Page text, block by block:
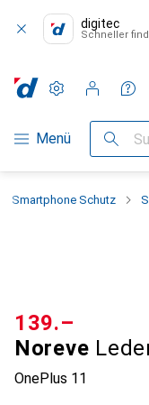
digitec
Schneller
Navigation nach
Menü Suche
Einstellungen
Kundenkonto
Vergleichslisten
Merklisten
Warenkorb
Smartphone Schutz
Noreve
OnePlus 11
CHF
139.–